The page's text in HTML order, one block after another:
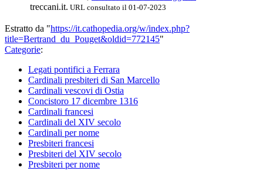
treccani.it. URL consultato il 01-07-2023
Estratto da "https://it.cathopedia.org/w/index.php?
title=Bertrand_du_Pouget&oldid=772145"
Categorie:
Legati pontifici a Ferrara
Cardinali presbiteri di San Marcello
Cardinali vescovi di Ostia
Concistoro 17 dicembre 1316
Cardinali francesi
Cardinali del XIV secolo
Cardinali per nome
Presbiteri francesi
Presbiteri del XIV secolo
Presbiteri per nome